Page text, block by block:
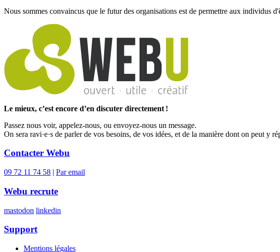
Nous sommes convaincus que le futur des organisations est de permettre aux individus
Le mieux, c’est encore d’en discuter directement !
Passez nous voir, appelez-nous, ou envoyez-nous un message.
On sera ravi·e·s de parler de vos besoins, de vos idées, et de la manière dont on peut y
Contacter Webu
09 72 11 74 58 | Par email
Webu recrute
mastodon linkedin
Support
Mentions légales